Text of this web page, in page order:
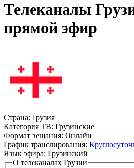
Телеканалы
прямой эфир
Страна: Грузия
Категория ТВ: Грузинские
Формат вещания: Онлайн
График транслирования:
Язык эфира: Грузинский
О телеканалах Грузии